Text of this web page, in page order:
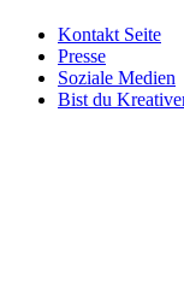
Kontakt Seite
Presse
Soziale Medien
Bist du